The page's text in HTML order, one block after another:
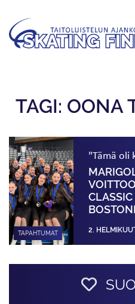
TAGI: OONA
TAPAHTUMAT
"Tämä oli
2.